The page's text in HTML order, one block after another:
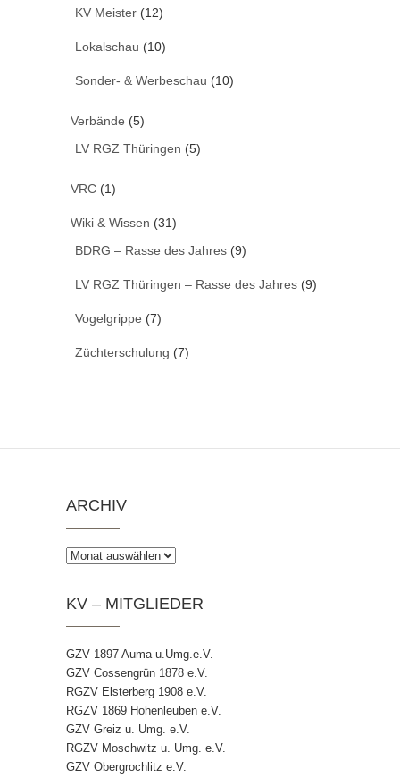
KV Meister (12)
Lokalschau (10)
Sonder- & Werbeschau (10)
Verbände (5)
LV RGZ Thüringen (5)
VRC (1)
Wiki & Wissen (31)
BDRG – Rasse des Jahres (9)
LV RGZ Thüringen – Rasse des Jahres (9)
Vogelgrippe (7)
Züchterschulung (7)
ARCHIV
Archiv
KV – MITGLIEDER
GZV 1897 Auma u.Umg.e.V.
GZV Cossengrün 1878 e.V.
RGZV Elsterberg 1908 e.V.
RGZV 1869 Hohenleuben e.V.
GZV Greiz u. Umg. e.V.
RGZV Moschwitz u. Umg. e.V.
GZV Obergrochlitz e.V.